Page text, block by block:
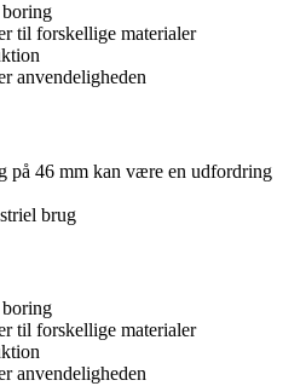
til forskellige materialer
anvendeligheden
på 46 mm kan være en udfordring
brug
til forskellige materialer
anvendeligheden